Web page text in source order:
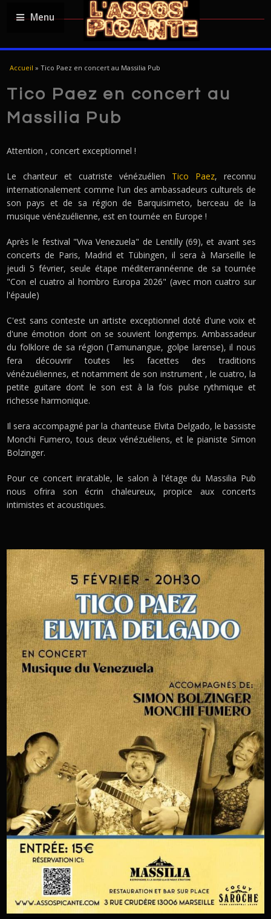
Menu
VOUS ÊTES ICI
Accueil » Tico Paez en concert au Massilia Pub
Tico Paez en concert au
Massilia Pub
Attention , concert exceptionnel !
Le chanteur et cuatriste vénézuélien Tico Paez, reconnu
internationalement comme l'un des ambassadeurs culturels de
son pays et de sa région de Barquisimeto, berceau de la
musique vénézuélienne, est en tournée en Europe !
Après le festival "Viva Venezuela" de Lentilly (69), et avant ses
concerts de Paris, Madrid et Tübingen, il sera à Marseille le
jeudi 5 février, seule étape méditerrannéenne de sa tournée
"Con el cuatro al hombro Europa 2026" (avec mon cuatro sur
l'épaule)
C'est sans conteste un artiste exceptionnel doté d'une voix et
d'une émotion dont on se souvient longtemps. Ambassadeur
du folklore de sa région (Tamunangue, golpe larense), il nous
fera découvrir toutes les facettes des traditions
vénézuéliennes, et notamment de son instrument , le cuatro, la
petite guitare dont le son est à la fois pulse rythmique et
richesse harmonique.
Il sera accompagné par la chanteuse Elvita Delgado, le bassiste
Monchi Fumero, tous deux vénézuéliens, et le pianiste Simon
Bolzinger.
Pour ce concert inratable, le salon à l'étage du Massilia Pub
nous ofrira son écrin chaleureux, propice aux concerts
intimistes et acoustiques.